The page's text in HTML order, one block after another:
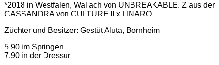
*2018 in Westfalen, Wallach von UNBREAKABLE. Z aus der
CASSANDRA von CULTURE II x LINARO
Züchter und Besitzer: Gestüt Aluta, Bornheim
5,90 im Springen
7,90 in der Dressur